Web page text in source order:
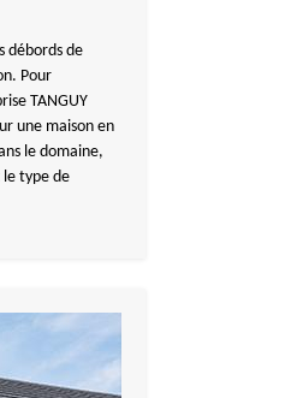
débords de
Pour
TANGUY
une maison en
le domaine,
type de